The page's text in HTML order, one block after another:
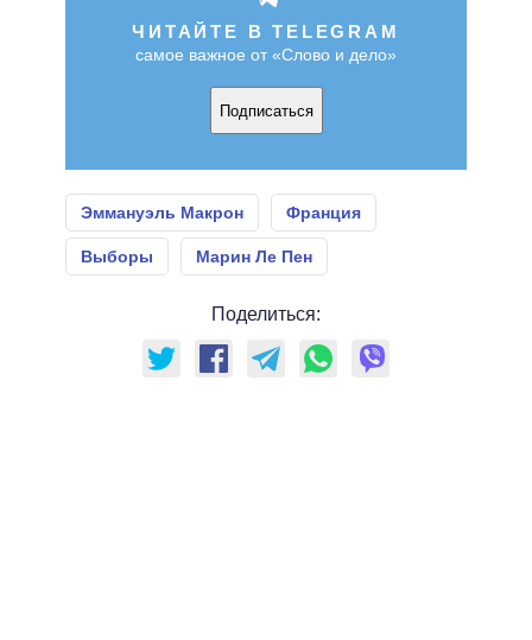
ЧИТАЙТЕ В TELEGRAM
самое важное от «Слово и дело»
Подписаться
Эммануэль Макрон Франция
Выборы Марин Ле Пен
Поделиться: